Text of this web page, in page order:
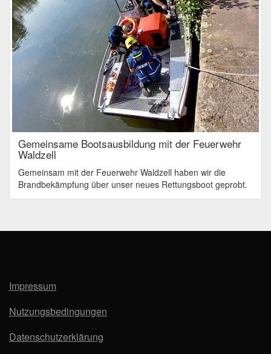
Gemeinsame Bootsausbildung mit der Feuerwehr
Waldzell
Gemeinsam mit der Feuerwehr Waldzell haben wir die
Brandbekämpfung über unser neues Rettungsboot geprobt.
Impressum
Nutzungsbedingungen
Datenschutzerklärung